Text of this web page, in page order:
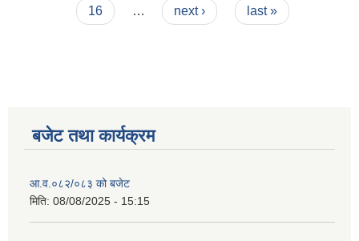
16
… next › last »
बजेट तथा कार्यक्रम
आ.व.०८२/०८३ को बजेट
मिति: 08/08/2025 - 15:15